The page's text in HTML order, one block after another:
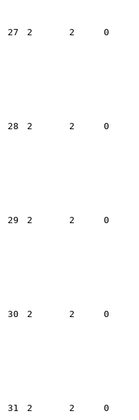
27 2 2 0
28 2 2 0
29 2 2 0
30 2 2 0
31 2 2 0